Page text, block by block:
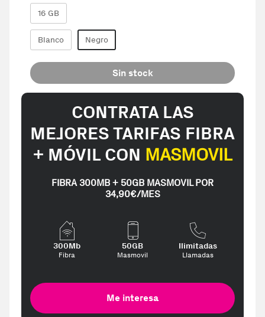
16 GB
Blanco Negro
Sin stock
CONTRATA LAS
MEJORES TARIFAS FIBRA
+ MÓVIL CON MASMOVIL
FIBRA 300MB + 50GB MASMOVIL POR
34,90€/MES
300Mb
Fibra
50GB
Masmovil
Ilimitadas
Llamadas
Me interesa